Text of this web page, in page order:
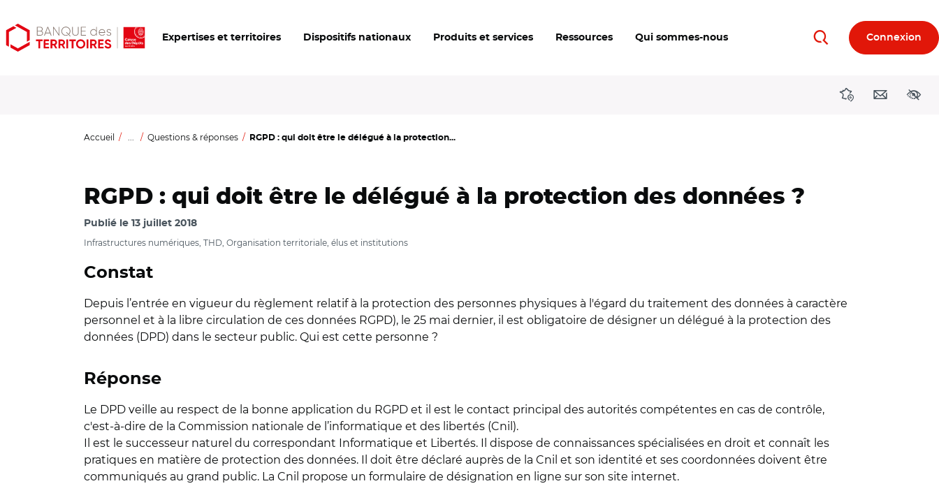
Aller
au
Aller
au
Ouvrir
les
Expertises et territoires Dispositifs nationaux Produits et services Ressources Qui sommes-nous RechercherConnexion
DirectionsContact
Accueil ... Questions & réponses RGPD : qui doit être le délégué à la protection...
RGPD : qui doit être le délégué à la protection des données ?
Publié le 13 juillet 2018
Infrastructures numériques, THD, Organisation territoriale, élus et institutions
Constat
Depuis l’entrée en vigueur du règlement relatif à la protection des personnes physiques à l'égard du traitement des données à caractère
personnel et à la libre circulation de ces données RGPD), le 25 mai dernier, il est obligatoire de désigner un délégué à la protection des
données (DPD) dans le secteur public. Qui est cette personne ?
Réponse
Le DPD veille au respect de la bonne application du RGPD et il est le contact principal des autorités compétentes en cas de contrôle,
c'est-à-dire de la Commission nationale de l’informatique et des libertés (Cnil).
Il est le successeur naturel du correspondant Informatique et Libertés. Il dispose de connaissances spécialisées en droit et connaît les
pratiques en matière de protection des données. Il doit être déclaré auprès de la Cnil et son identité et ses coordonnées doivent être
communiqués au grand public. La Cnil propose un formulaire de désignation en ligne sur son site internet.